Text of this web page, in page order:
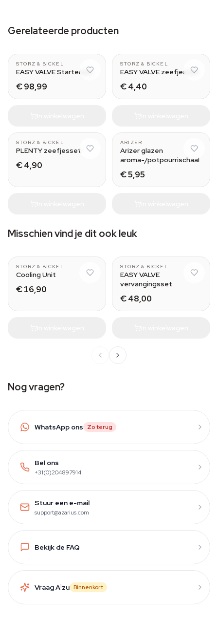
Gerelateerde producten
STORZ & BICKEL
EASY VALVE Starterset
€ 98,99
STORZ & BICKEL
EASY VALVE zeefjesset
€ 4,40
STORZ & BICKEL
PLENTY zeefjesset
€ 4,90
ARIZER
Arizer glazen
aroma-/potpourrischaal
€ 5,95
Misschien vind je dit ook leuk
STORZ & BICKEL
Cooling Unit
€ 16,90
STORZ & BICKEL
EASY VALVE
vervangingsset
€ 48,00
Nog vragen?
WhatsApp ons Zo terug
Bel ons
+31(0)204897914
Stuur een e-mail
support@azarius.com
Bekijk de FAQ
Vraag Aizu Binnenkort